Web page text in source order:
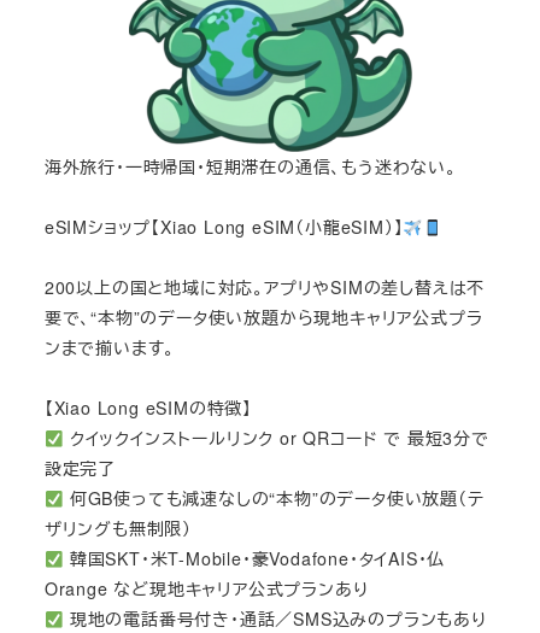
海外旅行・一時帰国・短期滞在の通信、もう迷わない。
eSIMショップ【Xiao Long eSIM（小龍eSIM）】
200以上の国と地域に対応。アプリやSIMの差し替えは不
要で、“本物”のデータ使い放題から現地キャリア公式プラ
ンまで揃います。
【Xiao Long eSIMの特徴】
クイックインストールリンク or QRコード で 最短3分で
設定完了
何GB使っても減速なしの“本物”のデータ使い放題（テ
ザリングも無制限）
韓国SKT・米T-Mobile・豪Vodafone・タイAIS・仏
Orange など現地キャリア公式プランあり
現地の電話番号付き・通話／SMS込みのプランもあり